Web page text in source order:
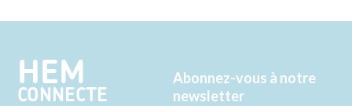
Twitter
Facebook
HEM
CONNECTE
Abonnez-vous à notre
newsletter